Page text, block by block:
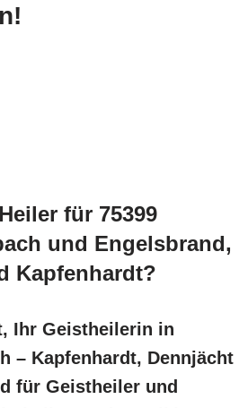
für 75399
und Engelsbrand,
Kapfenhardt?
Ihr Geistheilerin in
– Kapfenhardt, Dennjächt
für Geistheiler und